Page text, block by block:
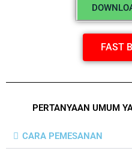
FAST
PERTANYAAN UMUM
CARA PEMESANAN